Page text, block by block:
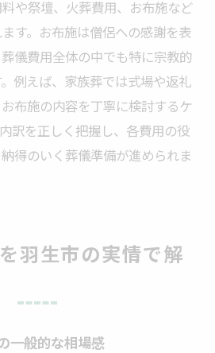
や祭壇、火葬費用、お布施など
す。お布施は僧侶への感謝を表
儀費用全体の中でも特に宗教的
例えば、家族葬では式場や返礼
布施の内容を丁寧に検討するケ
訳を正しく把握し、各費用の役
得のいく葬儀準備が進められま
羽生市の実情で解
一般的な相場感